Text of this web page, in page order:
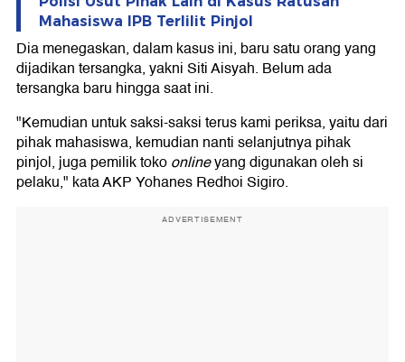
Mahasiswa IPB Terlilit Pinjol
Dia menegaskan, dalam kasus ini, baru satu orang yang
dijadikan tersangka, yakni Siti Aisyah. Belum ada
tersangka baru hingga saat ini.
"Kemudian untuk saksi-saksi terus kami periksa, yaitu dari
pihak mahasiswa, kemudian nanti selanjutnya pihak
pinjol, juga pemilik tokoonlineyang digunakan oleh si
pelaku," kata AKP Yohanes Redhoi Sigiro.
ADVERTISEMENT